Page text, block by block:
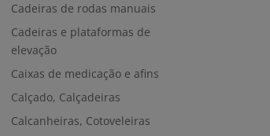
Cadeiras de rodas manuais
Cadeiras e plataformas de
elevação
Caixas de medicação e afins
Calçado, Calçadeiras
Calcanheiras, Cotoveleiras